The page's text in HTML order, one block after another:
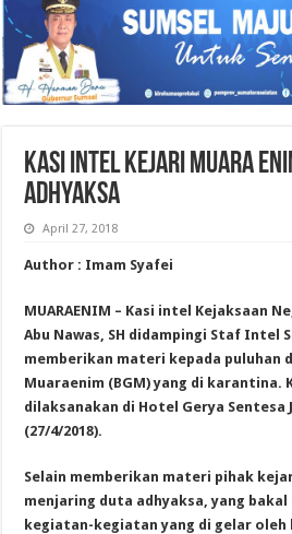
KASI INTEL KEJARI MUARA
ADHYAKSA
April 27, 2018
Author : Imam Syafei
MUARAENIM – Kasi intel Kejaksaan
Abu Nawas, SH didampingi Staf Intel
memberikan materi kepada puluhan
Muaraenim (BGM) yang di karantina.
dilaksanakan di Hotel Gerya Sentesa
(27/4/2018).
Selain memberikan materi pihak
menjaring duta adhyaksa, yang
kegiatan-kegiatan yang di gelar oleh